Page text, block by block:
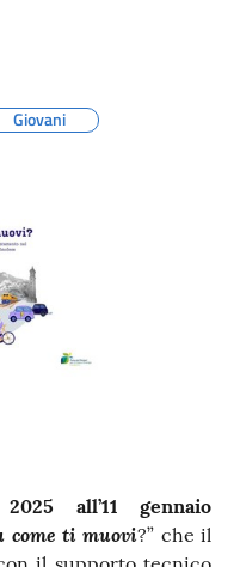
Giovani
all’11 gennaio
come ti muovi?” che il